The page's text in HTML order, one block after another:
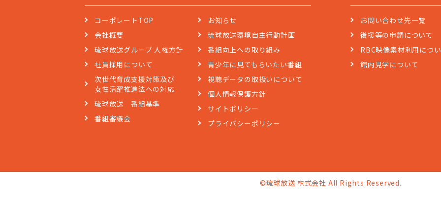
コーポレートTOP
会社概要
琉球放送グループ 人権方針
社員採用について
次世代育成支援対策及び
女性活躍推進法への対応
琉球放送 番組基準
番組審議会
お知らせ
琉球放送環境自主行動計画
番組向上への取り組み
青少年に見てもらいたい番組
視聴データの取扱いについて
個人情報保護方針
サイトポリシー
プライバシーポリシー
お問い合わせ先一覧
後援等の申請について
RBC映像素材利用につ
館内見学について
©琉球放送 株式会社 All Rights Reserved.